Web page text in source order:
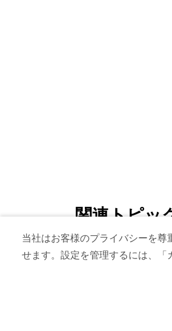
当社はお客様のプライバシーを尊
せます。設定を管理するには、
関連トピッ
#食べ物 & 飲み物